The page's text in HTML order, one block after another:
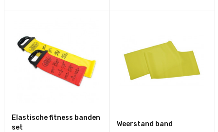
Elastische fitness banden
set
Weerstand band